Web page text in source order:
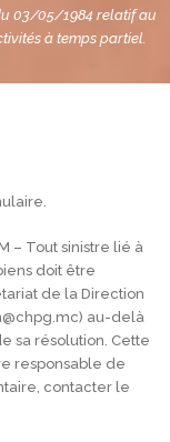
03/05/1984 relatif au
à temps partiel.
– Tout sinistre lié à
doit être
de la Direction
au-delà
sa résolution. Cette
responsable de
contacter le